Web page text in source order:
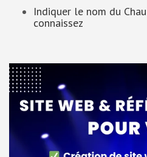
Indiquer le nom du
connaissez